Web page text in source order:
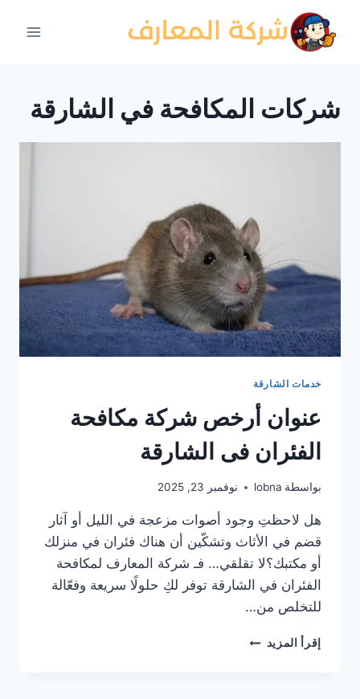
المحتوى
شركات المكافحة في الشارقة
خدمات الشارقة
عنوان أرخص شركة مكافحة
الفئران فى الشارقة
بواسطة lobna نوفمبر 23, 2025
هل لاحظتِ وجود أصوات مزعجة في الليل أو آثار
قضم في الأثاث وتشكّين أن هناك فئران في منزلك
أو مكتبك؟لا تقلقي… فـ شركة المعارف لمكافحة
الفئران في الشارقة توفر لكِ حلولًا سريعة وفعّالة
للتخلص من…
إقرأ المزيد عنوان